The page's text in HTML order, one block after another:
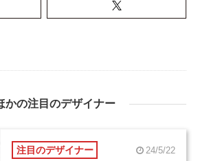
かの注目のデザイナー
注目のデザイナー 24/5/22